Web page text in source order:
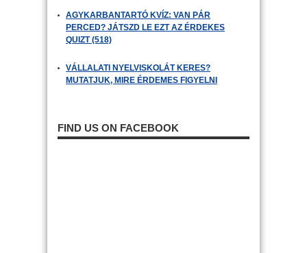
AGYKARBANTARTÓ KVÍZ: VAN PÁR
PERCED? JÁTSZD LE EZT AZ ÉRDEKES
QUIZT (518)
VÁLLALATI NYELVISKOLÁT KERES?
MUTATJUK, MIRE ÉRDEMES FIGYELNI
FIND US ON FACEBOOK